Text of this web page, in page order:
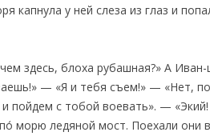
капнула у ней слеза из глаз и
здесь, блоха рубашная?» А Иван-
— «Я и тебя съем!» — «Нет,
пойдем с тобой воевать». —
морю ледяной мост. Поехали они